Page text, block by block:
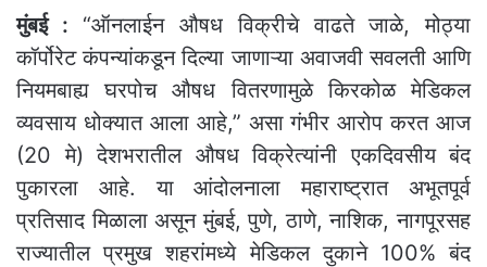
मुंबई : “ऑनलाईन औषध विक्रीचे वाढते जाळे, मोठ्या
कॉर्पोरेट कंपन्यांकडून दिल्या जाणाऱ्या अवाजवी सवलती आणि
नियमबाह्य घरपोच औषध वितरणामुळे किरकोळ मेडिकल
व्यवसाय धोक्यात आला आहे,” असा गंभीर आरोप करत आज
(20 मे) देशभरातील औषध विक्रेत्यांनी एकदिवसीय बंद
पुकारला आहे. या आंदोलनाला महाराष्ट्रात अभूतपूर्व
प्रतिसाद मिळाला असून मुंबई, पुणे, ठाणे, नाशिक, नागपूरसह
राज्यातील प्रमुख शहरांमध्ये मेडिकल दुकाने 100% बंद